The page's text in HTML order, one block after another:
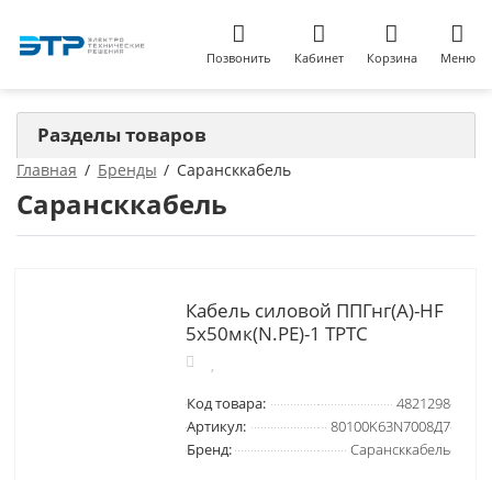
Позвонить Кабинет Корзина Меню
Главная Бренды Сарансккабель
Сарансккабель
Кабель силовой ППГнг(A)-HF
5х50мк(N.РЕ)-1 ТРТС
Код товара:
4821298
Артикул:
80100K63N7008Д7
Бренд:
Сарансккабель
Разделы товаров